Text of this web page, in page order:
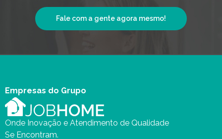
Fale com a gente agora mesmo!
Empresas do Grupo
Onde Inovação e Atendimento de Qualidade
Se Encontram.